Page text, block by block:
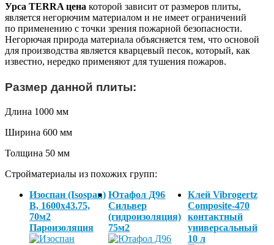
Урса TERRA цена которой зависит от размеров плиты,
является негорючим материалом и не имеет ограничений
по применению с точки зрения пожарной безопасности.
Негорючая природа материала объясняется тем, что основой
для производства является кварцевый песок, который, как
известно, нередко применяют для тушения пожаров.
Размер данной плиты:
Длина 1000 мм
Ширина 600 мм
Толщина 50 мм
Стройматериалы из похожих групп:
Изоспан (Isospan)
B, 1600х43.75,
70м2
Пароизоляция
Ютафол Д96
Сильвер
(гидроизоляция)
75м2
Клей Vibrogertz
Composite-470
контактный
универсальный
10 л